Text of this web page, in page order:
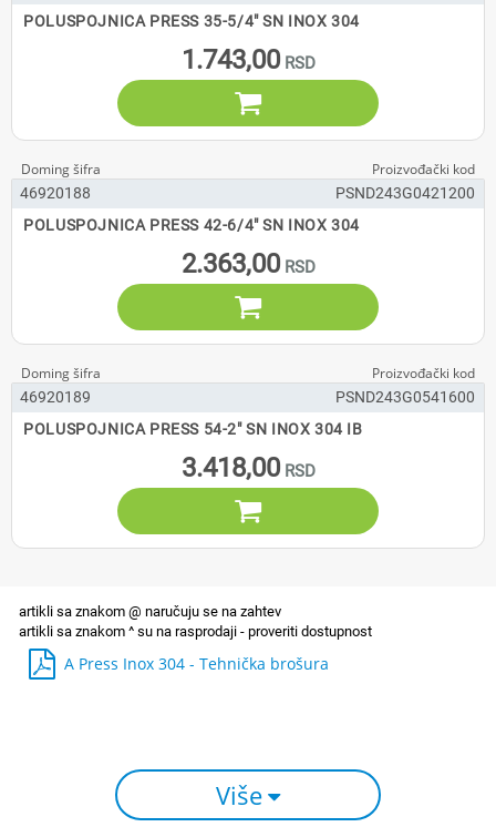
POLUSPOJNICA PRESS 35-5/4" SN INOX 304
1.743,00

46920188
PSND243G0421200
POLUSPOJNICA PRESS 42-6/4" SN INOX 304
2.363,00

46920189
PSND243G0541600
POLUSPOJNICA PRESS 54-2" SN INOX 304 IB
3.418,00

A Press Inox 304 - Tehnička brošura
Više